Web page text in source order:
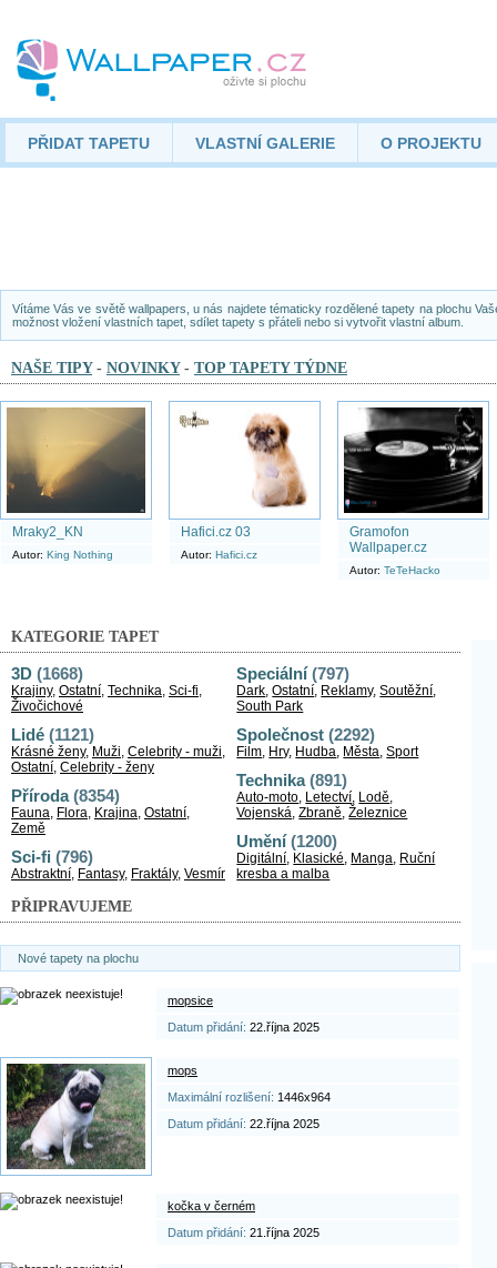
PŘIDAT TAPETU VLASTNÍ GALERIE O PROJEKTU
Vítáme Vás ve světě wallpapers, u nás najdete tématicky rozdělené tapety na plochu
možnost vložení vlastních tapet, sdílet tapety s přáteli nebo si vytvořit vlastní album.
NAŠE TIPY- NOVINKY- TOP TAPETY TÝDNE
Mraky2_KN
Autor: King Nothing
Hafici.cz 03
Autor: Hafici.cz
Gramofon
Wallpaper.cz
Autor: TeTeHacko
KATEGORIE TAPET
3D (1668)
Krajiny, Ostatní, Technika, Sci-fi,
Živočichové
Lidé (1121)
Krásné ženy, Muži, Celebrity - muži,
Ostatní, Celebrity - ženy
Příroda(8354)
Fauna, Flora, Krajina, Ostatní,
Země
Sci-fi (796)
Abstraktní, Fantasy, Fraktály, Vesmír
Speciální(797)
Dark,Ostatní, Reklamy,Soutěžní,
South Park
Společnost (2292)
Film, Hry, Hudba, Města,Sport
Technika(891)
Auto-moto, Letectví, Lodě,
Vojenská,Zbraně,Železnice
Umění(1200)
Digitální, Klasické, Manga, Ruční
kresba a malba
PŘIPRAVUJEME
Nové tapety na plochu
mopsice
Datum přidání: 22.října 2025
mops
Maximální rozlišení: 1446x964
Datum přidání: 22.října 2025
kočka v černém
Datum přidání: 21.října 2025